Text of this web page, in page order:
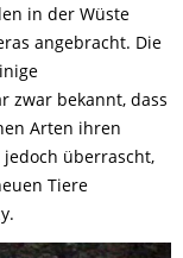
in der Wüste
angebracht. Die
zwar bekannt, dass
Arten ihren
überrascht,
Tiere